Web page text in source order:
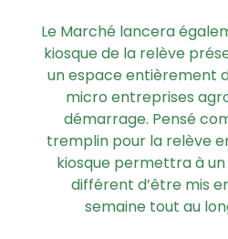
Le Marché lancera
kiosque de la relève
un espace entièrement
micro entreprises
démarrage. Pensé
tremplin pour la relève
kiosque permettra à
différent d’être mis
semaine tout au